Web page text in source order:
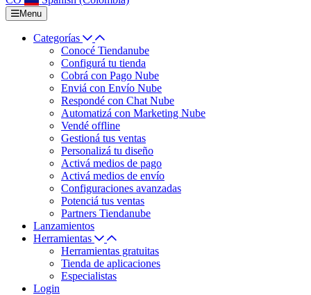
Menu
Categorías
Conocé Tiendanube
Configurá tu tienda
Cobrá con Pago Nube
Enviá con Envío Nube
Respondé con Chat Nube
Automatizá con Marketing Nube
Vendé offline
Gestioná tus ventas
Personalizá tu diseño
Activá medios de pago
Activá medios de envío
Configuraciones avanzadas
Potenciá tus ventas
Partners Tiendanube
Lanzamientos
Herramientas
Herramientas gratuitas
Tienda de aplicaciones
Especialistas
Login